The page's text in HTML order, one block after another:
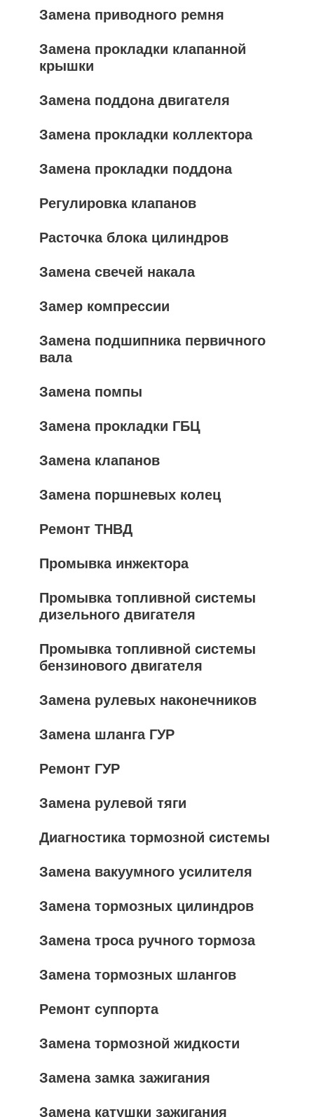
Замена приводного ремня
Замена прокладки клапанной
крышки
Замена поддона двигателя
Замена прокладки коллектора
Замена прокладки поддона
Регулировка клапанов
Расточка блока цилиндров
Замена свечей накала
Замер компрессии
Замена подшипника первичного
вала
Замена помпы
Замена прокладки ГБЦ
Замена клапанов
Замена поршневых колец
Ремонт ТНВД
Промывка инжектора
Промывка топливной системы
дизельного двигателя
Промывка топливной системы
бензинового двигателя
Замена рулевых наконечников
Замена шланга ГУР
Ремонт ГУР
Замена рулевой тяги
Диагностика тормозной системы
Замена вакуумного усилителя
Замена тормозных цилиндров
Замена троса ручного тормоза
Замена тормозных шлангов
Ремонт суппорта
Замена тормозной жидкости
Замена замка зажигания
Замена катушки зажигания